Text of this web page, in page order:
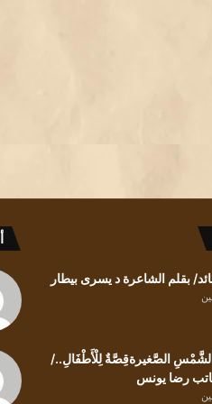
لِلْأَطْفَالِ../ بقلم
يلتفتَ
ندى
منذ يومين
كيف
بقلم الشاعرة د يسرى بيطار
الصَّغيرةقِصَّةٌ لِلْأَطْفَالِ../
رضا يونس